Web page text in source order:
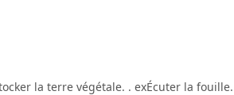
la terre végétale. . exÉcuter la